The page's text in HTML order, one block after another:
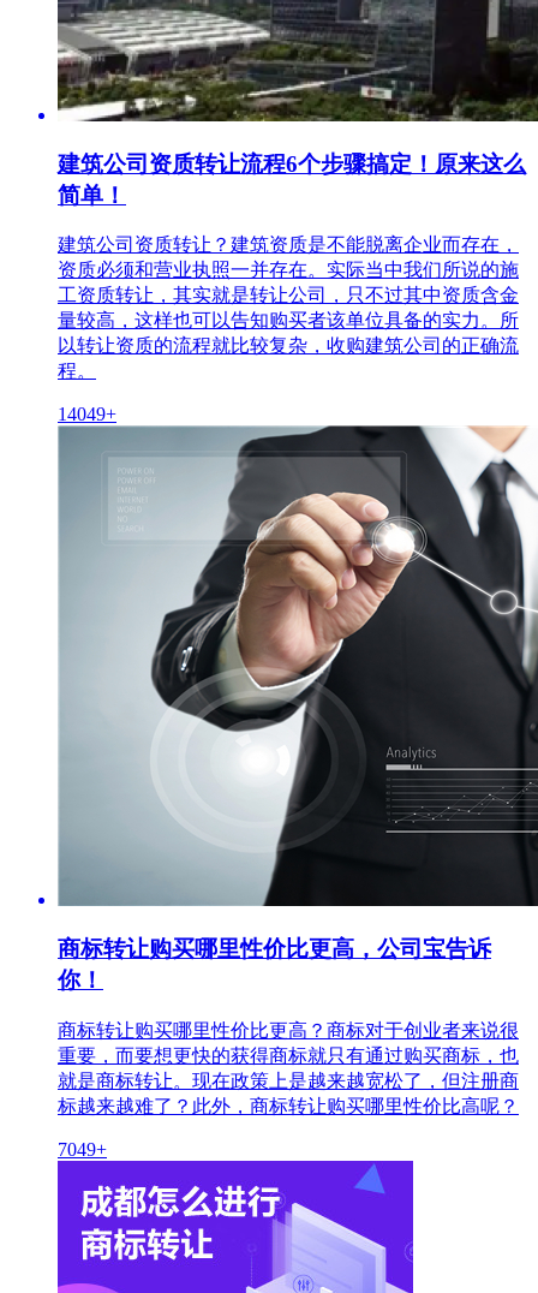
建筑公司资质转让流程6个步骤搞定！原来这么
简单！
建筑公司资质转让？建筑资质是不能脱离企业而存在，
资质必须和营业执照一并存在。实际当中我们所说的施
工资质转让，其实就是转让公司，只不过其中资质含金
量较高，这样也可以告知购买者该单位具备的实力。所
以转让资质的流程就比较复杂，收购建筑公司的正确流
程。
14049+
商标转让购买哪里性价比更高，公司宝告诉
你！
商标转让购买哪里性价比更高？商标对于创业者来说很
重要，而要想更快的获得商标就只有通过购买商标，也
就是商标转让。现在政策上是越来越宽松了，但注册商
标越来越难了？此外，商标转让购买哪里性价比高呢？
7049+